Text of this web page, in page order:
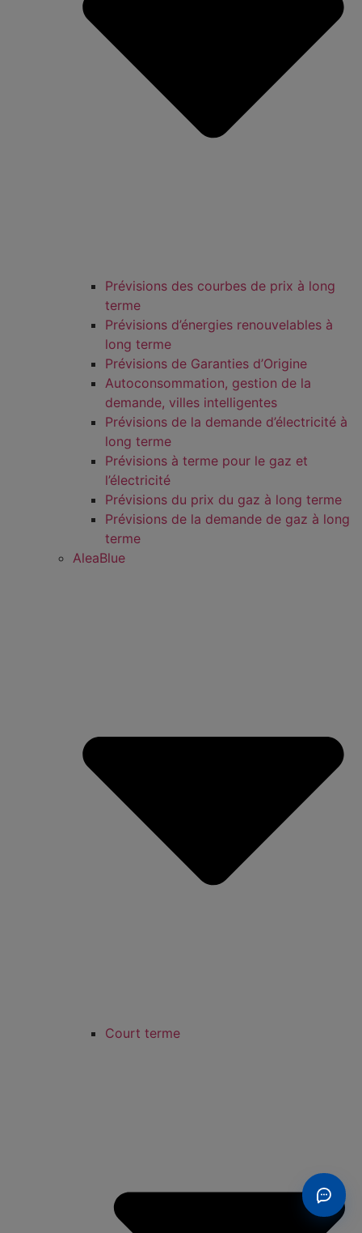
Prévisions des courbes de prix à long
terme
Prévisions d’énergies renouvelables à
long terme
Prévisions de Garanties d’Origine
Autoconsommation, gestion de la
demande, villes intelligentes
Prévisions de la demande d’électricité à
long terme
Prévisions à terme pour le gaz et
l’électricité
Prévisions du prix du gaz à long terme
Prévisions de la demande de gaz à long
terme
AleaBlue
Court terme